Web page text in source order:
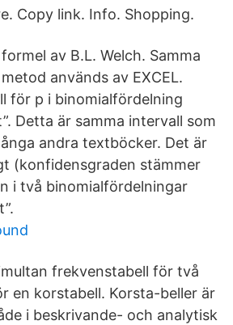
Copy link. Info. Shopping.
formel av B.L. Welch. Samma
metod används av EXCEL.
för p i binomialfördelning
Detta är samma intervall som
andra textböcker. Det är
(konfidensgraden stämmer
i två binomialfördelningar
frekvenstabell för två
en korstabell. Korsta-beller är
i beskrivande- och analytisk